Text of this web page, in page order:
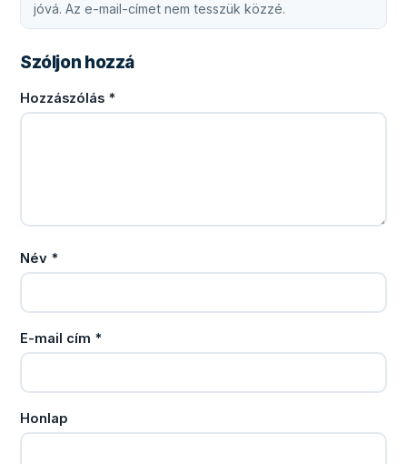
jóvá. Az e-mail-címet nem tesszük közzé.
Szóljon hozzá
Hozzászólás *
Név *
E-mail cím *
Honlap